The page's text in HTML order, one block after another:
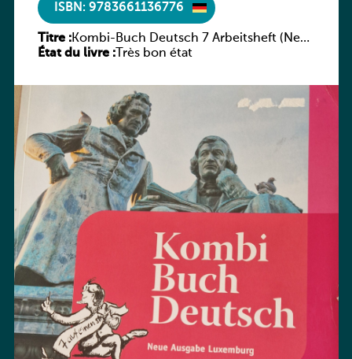
ISBN: 9783661136776
Titre :Kombi-Buch Deutsch 7 Arbeitsheft (Neue
Ausgabe Luxemburg)
État du livre :Très bon état